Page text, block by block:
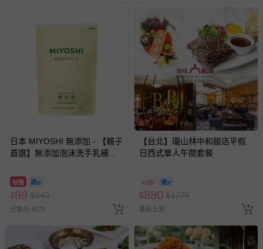
日本 MIYOSHI 無添加 - 【親子
首選】無添加泡沫洗手乳補充
破盤
$98 $240
已售出 4575
【台北】瓏山林中和飯店平假
日西式單人午間套餐
69折
$880 $1276
最新上架